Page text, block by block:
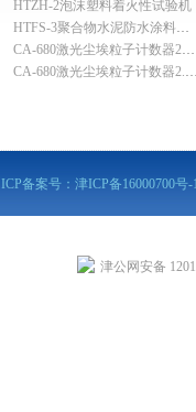
HTZH-2泡沫塑料着火性试验机
HTFS-3聚合物水泥防水涂料分散机
CA-680激光尘埃粒子计数器28.3L
CA-680激光尘埃粒子
ICP备案号： 津ICP备16000700号-
津公网安备